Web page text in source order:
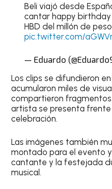
Beli viajó desde
cantar happy birthday
HBD del millón de
pic.twitter.com/
— Eduardo
Los clips se difundieron
acumularon miles de
compartieron
artista se presenta
celebración.
Las imágenes también
montado para el evento
cantante y la festejada
musical.